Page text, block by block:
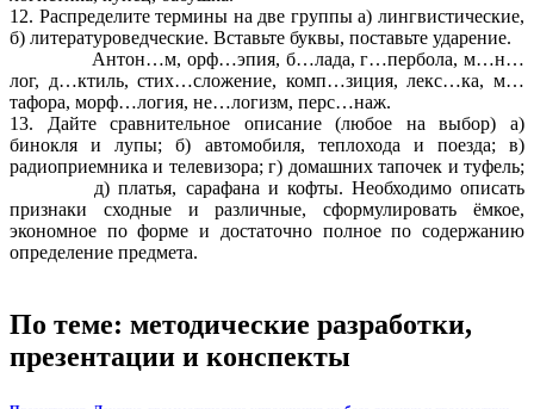
12. Распределите термины на две группы а) лингвистические,
б) литературоведческие. Вставьте буквы, поставьте ударение.
Антон…м, орф…эпия, б…лада, г…пербола, м…н…
лог, д…ктиль, стих…сложение, комп…зиция, лекс…ка, м…
тафора, морф…логия, не…логизм, перс…наж.
13. Дайте сравнительное описание (любое на выбор) а)
бинокля и лупы; б) автомобиля, теплохода и поезда; в)
радиоприемника и телевизора; г) домашних тапочек и туфель;
д) платья, сарафана и кофты. Необходимо описать
признаки сходные и различные, сформулировать ёмкое,
экономное по форме и достаточно полное по содержанию
определение предмета.
По теме: методические разработки,
презентации и конспекты